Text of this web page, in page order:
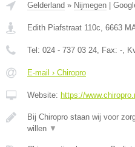
Gelderland » Nijmegen
Edith Piafstraat 110c, 6663
Tel: 024 - 737 03 24, Fax: -,
E-mail › Chiropro
Website: https://
Bij Chiropro staan wij voor
willen ▼